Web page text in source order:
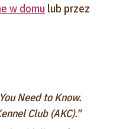
w domu lub przez
Need to Know.
Club (AKC)."